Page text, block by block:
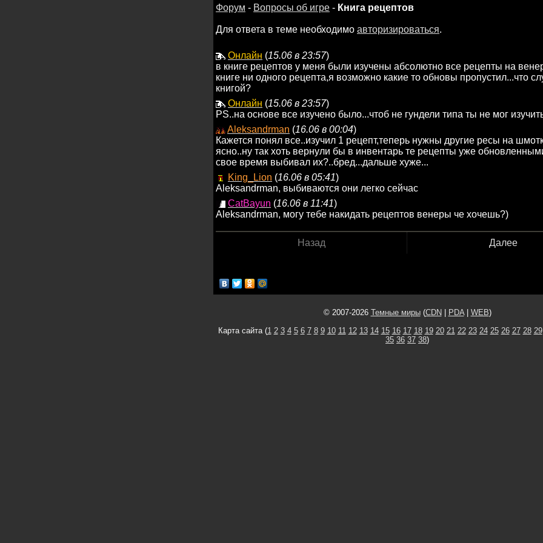
Форум - Вопросы об игре - Книга рецептов
Для ответа в теме необходимо авторизироваться.
Онлайн (15.06 в 23:57)
в книге рецептов у меня были изучены абсолютно все рецепты на
книге ни одного рецепта,я возможно какие то обновы пропустил...что
книгой?
Онлайн (15.06 в 23:57)
PS..на основе все изучено было...чтоб не гундели типа ты не мог
Aleksandrman (16.06 в 00:04)
Кажется понял все..изучил 1 рецепт,теперь нужны другие ресы на
ясно..ну так хоть вернули бы в инвентарь те рецепты уже
свое время выбивал их?..бред...дальше хуже...
King_Lion (16.06 в 05:41)
Aleksandrman, выбиваются они легко сейчас
CatBayun (16.06 в 11:41)
Aleksandrman, могу тебе накидать рецептов венеры че хочешь?)
Назад Далее
© 2007-2026 Темные миры(CDN PDA| WEB)
Карта сайта (1 2 3 4 5 6 7 8 9 10 11 12 13 14 15 16 17 18 19 20 21 22 23 24 25 26 27 28 29
35 36 37 38)